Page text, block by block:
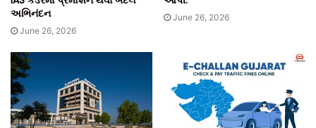
અભિનંદન
June 26, 2026
June 26, 2026